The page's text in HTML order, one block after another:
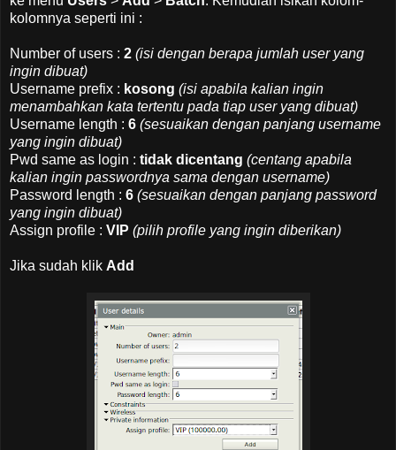
kolomnya seperti ini :
Number of users : 2 (isi dengan berapa jumlah user yang
ingin dibuat)
Username prefix : kosong (isi apabila kalian ingin
menambahkan kata tertentu pada tiap user yang dibuat)
Username length : 6 (sesuaikan dengan panjang username
yang ingin dibuat)
Pwd same as login : tidak dicentang (centang apabila
kalian ingin passwordnya sama dengan username)
Password length : 6 (sesuaikan dengan panjang password
yang ingin dibuat)
Assign profile : VIP (pilih profile yang ingin diberikan)
Jika sudah klik Add